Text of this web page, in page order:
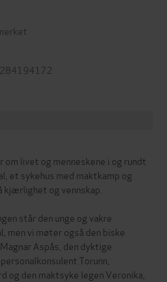
om livet og menneskene i og rundt
et sykehus med maktkamp og
kjærlighet og vennskap.
står den unge og vakre
men vi møter også den biske
Aspås, den dyktige
Torunn,
og den maktsyke legen Veronika,